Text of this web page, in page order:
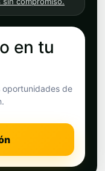
en tu
oportunidades de